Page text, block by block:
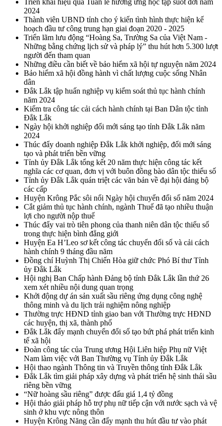
Triển khai hiệu quả Tuần lễ hưởng ứng học tập suốt đời năm
2024
Thành viên UBND tỉnh cho ý kiến tình hình thực hiện kế
hoạch đầu tư công trung hạn giai đoạn 2020 - 2025
Triển lãm lưu động “Hoàng Sa, Trường Sa của Việt Nam -
Những bằng chứng lịch sử và pháp lý” thu hút hơn 5.300 lượt
người đến tham quan
Những điều cần biết về bảo hiểm xã hội tự nguyện năm 2024
Bảo hiểm xã hội đồng hành vì chất lượng cuộc sống Nhân
dân
Đắk Lắk tập huấn nghiệp vụ kiểm soát thủ tục hành chính
năm 2024
Kiểm tra công tác cải cách hành chính tại Ban Dân tộc tỉnh
Đắk Lắk
Ngày hội khởi nghiệp đổi mới sáng tạo tỉnh Đắk Lắk năm
2024
Thúc đẩy doanh nghiệp Đắk Lắk khởi nghiệp, đổi mới sáng
tạo và phát triển bền vững
Tỉnh ủy Đắk Lắk tổng kết 20 năm thực hiện công tác kết
nghĩa các cơ quan, đơn vị với buôn đồng bào dân tộc thiểu số
Tỉnh ủy Đắk Lắk quán triệt các văn bản về đại hội đảng bộ
các cấp
Huyện Krông Pắc sôi nổi Ngày hội chuyển đổi số năm 2024
Cắt giảm thủ tục hành chính, ngành Thuế đã tạo nhiều thuận
lợi cho người nộp thuế
Thúc đẩy vai trò tiên phong của thanh niên dân tộc thiểu số
trong thực hiện bình đẳng giới
Huyện Ea H’Leo sơ kết công tác chuyển đổi số và cải cách
hành chính 9 tháng đầu năm
Đồng chí Huỳnh Thị Chiến Hòa giữ chức Phó Bí thư Tỉnh
ủy Đắk Lắk
Hội nghị Ban Chấp hành Đảng bộ tỉnh Đắk Lắk lần thứ 26
xem xét nhiều nội dung quan trọng
Khởi động dự án sản xuất sầu riêng ứng dụng công nghệ
thông minh và du lịch trải nghiệm nông nghiệp
Thường trực HĐND tỉnh giao ban với Thường trực HĐND
các huyện, thị xã, thành phố
Đắk Lắk đẩy mạnh chuyển đổi số tạo bứt phá phát triển kinh
tế xã hội
Đoàn công tác của Trung ương Hội Liên hiệp Phụ nữ Việt
Nam làm việc với Ban Thường vụ Tỉnh ủy Đắk Lắk
Hội thao ngành Thông tin và Truyền thông tỉnh Đắk Lắk
Đắk Lắk tìm giải pháp xây dựng và phát triển hệ sinh thái sầu
riêng bền vững
“Nữ hoàng sầu riêng” được đấu giá 1,4 tỷ đồng
Hội thảo giải pháp hỗ trợ phụ nữ tiếp cận với nước sạch và vệ
sinh ở khu vực nông thôn
Huyện Krông Năng cần đẩy mạnh thu hút đầu tư vào phát